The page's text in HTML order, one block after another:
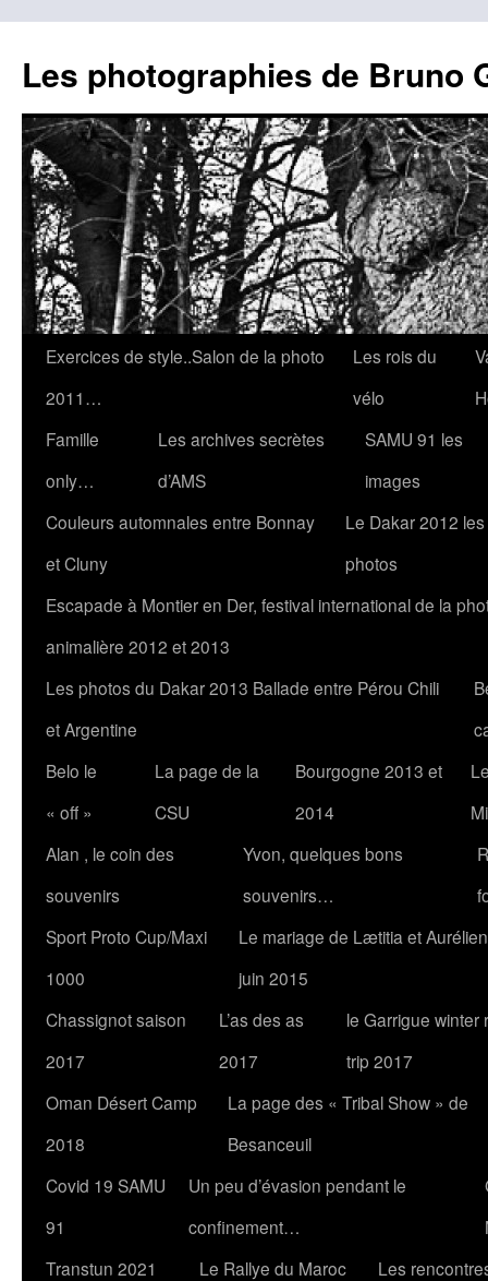
Les photographies de Bruno
Aller
contenu
Exercices de style..Salon de la photo
2011…
Les rois du
vélo
Famille
only…
Les archives secrètes
d’AMS
SAMU 91 les
images
Couleurs automnales entre Bonnay
et Cluny
Le Dakar 2012 les
photos
Escapade à Montier en Der, festival international de la
animalière 2012 et 2013
Les photos du Dakar 2013 Ballade entre Pérou Chili
et Argentine
Belo le
« off »
La page de la
CSU
Bourgogne 2013 et
2014
Alan , le coin des
souvenirs
Yvon, quelques bons
souvenirs…
Sport Proto Cup/Maxi
1000
Le mariage de Lætitia et
juin 2015
Chassignot saison
2017
L’as des as
2017
le Garrigue winter
trip 2017
Oman Désert Camp
2018
La page des « Tribal Show » de
Besanceuil
Covid 19 SAMU
91
Un peu d’évasion pendant le
confinement…
Transtun 2021
Le Rallye du Maroc
Les